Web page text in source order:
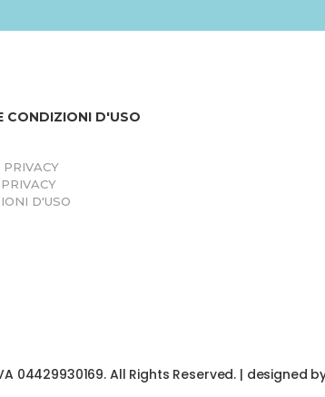
CONDIZIONI D'USO
PRIVACY
D'USO
04429930169. All Rights Reserved. | designed